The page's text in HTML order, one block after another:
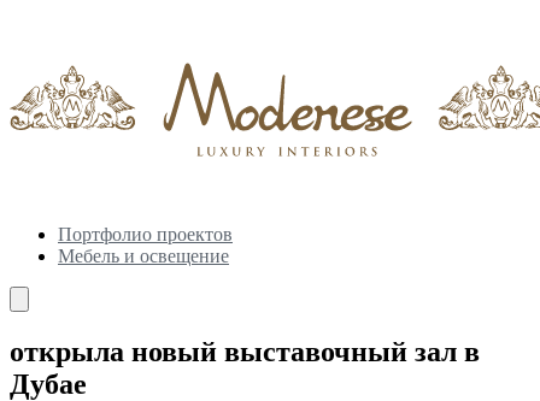
Портфолио проектов
Мебель и освещение
открыла новый выставочный зал в
Дубае